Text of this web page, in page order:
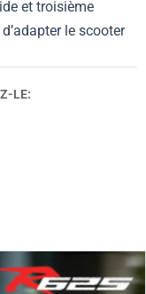
et troisième
le scooter
LE: